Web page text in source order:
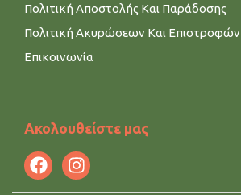
Πολιτική Αποστολής Και Παράδοσης
Πολιτική Ακυρώσεων Και Επιστροφών
Επικοινωνία
Ακολουθείστε μας